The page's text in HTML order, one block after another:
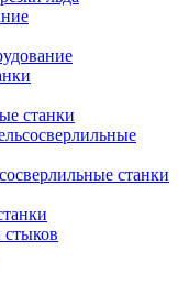
станки
станки